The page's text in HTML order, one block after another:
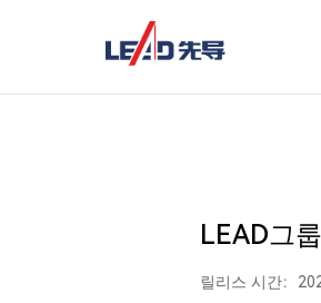
LEAD그
릴리스 시간：